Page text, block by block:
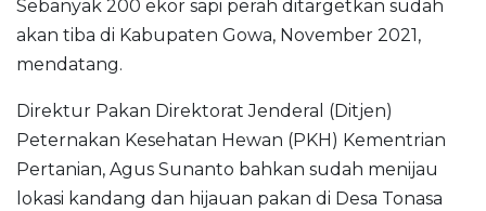
Sebanyak 200 ekor sapi perah ditargetkan sudah
akan tiba di Kabupaten Gowa, November 2021,
mendatang.
Direktur Pakan Direktorat Jenderal (Ditjen)
Peternakan Kesehatan Hewan (PKH) Kementrian
Pertanian, Agus Sunanto bahkan sudah menijau
lokasi kandang dan hijauan pakan di Desa Tonasa